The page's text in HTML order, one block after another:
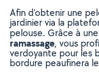
Afin d’obtenir une
jardinier via la
pelouse. Grâce à une
ramassage, vous
verdoyante pour les
bordure peaufinera